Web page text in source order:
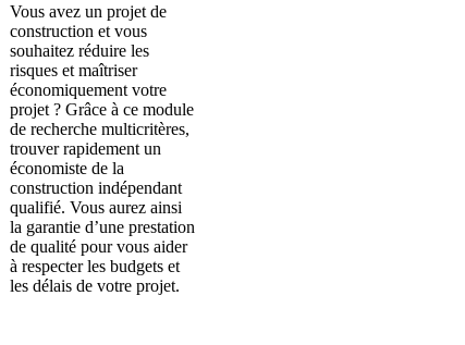
Vous avez un projet de
construction et vous
souhaitez réduire les
risques et maîtriser
économiquement votre
projet ? Grâce à ce module
de recherche multicritères,
trouver rapidement un
économiste de la
construction indépendant
qualifié. Vous aurez ainsi
la garantie d’une prestation
de qualité pour vous aider
à respecter les budgets et
les délais de votre projet.